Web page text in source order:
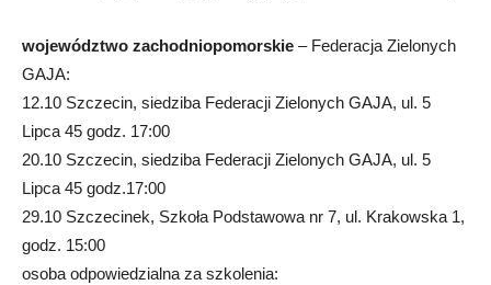
województwo zachodniopomorskie – Federacja Zielonych
GAJA:
12.10 Szczecin, siedziba Federacji Zielonych GAJA, ul. 5
Lipca 45 godz. 17:00
20.10 Szczecin, siedziba Federacji Zielonych GAJA, ul. 5
Lipca 45 godz.17:00
29.10 Szczecinek, Szkoła Podstawowa nr 7, ul. Krakowska 1,
godz. 15:00
osoba odpowiedzialna za szkolenia: